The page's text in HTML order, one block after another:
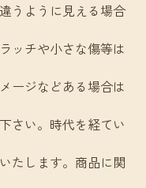
うように見える場合
ッチや小さな傷等は
ージなどある場合は
さい。時代を経てい
たします。商品に関